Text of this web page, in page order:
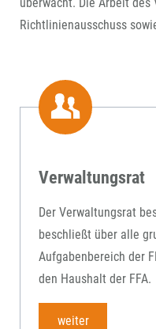
Richtlinienausschuss
Verwaltungsrat
Der Verwaltungsrat
beschließt über alle
Aufgabenbereich der
den Haushalt der FFA.
weiter